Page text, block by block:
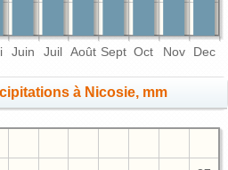
Juin Juil Août Sept Oct Nov Dec
à Nicosie, mm